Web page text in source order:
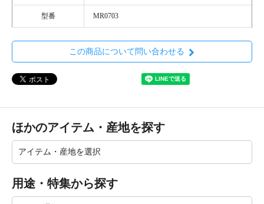
型番 MR0703
この商品について問い合わせる
ほかのアイテム・産地を探す
用途・特集から探す